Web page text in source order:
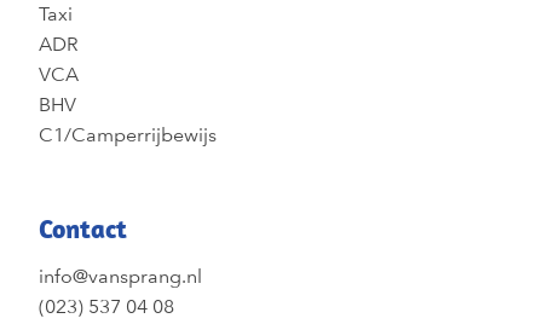
Taxi
ADR
VCA
BHV
C1/Camperrijbewijs
Contact
info@vansprang.nl
(023) 537 04 08